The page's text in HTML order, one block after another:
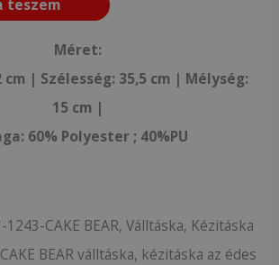
teszem
Méret:
cm | Szélesség: 35,5 cm | Mélység:
15 cm |
60% Polyester ; 40%PU
CAKE BEAR, Válltáska, Kézitáska
BEAR válltáska, kézitáska az édes